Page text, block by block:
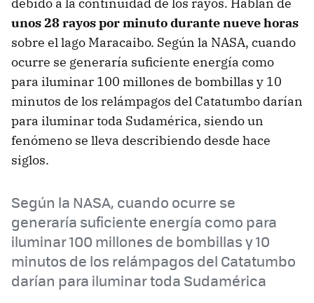
unos 28 rayos por minuto durante nueve horas
sobre el lago Maracaibo. Según la NASA, cuando
ocurre se generaría suficiente energía como
para iluminar 100 millones de bombillas y 10
minutos de los relámpagos del Catatumbo darían
para iluminar toda Sudamérica, siendo un
fenómeno se lleva describiendo desde hace
siglos.
Según la NASA, cuando ocurre se
generaría suficiente energía como para
iluminar 100 millones de bombillas y 10
minutos de los relámpagos del Catatumbo
darían para iluminar toda Sudamérica